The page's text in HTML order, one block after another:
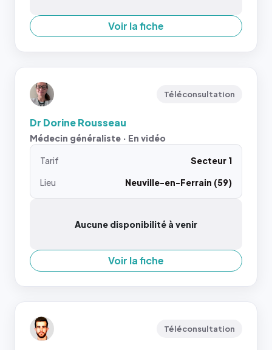
Voir la fiche
Téléconsultation
Dr Dorine Rousseau
Médecin généraliste · En vidéo
Tarif
Secteur 1
Lieu
Neuville-en-Ferrain (59)
Aucune disponibilité à venir
Voir la fiche
Téléconsultation